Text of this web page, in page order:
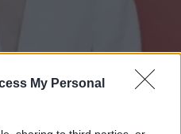
My Personal